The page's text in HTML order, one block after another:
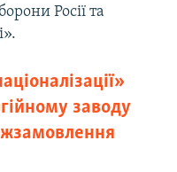
Росії та
заводу